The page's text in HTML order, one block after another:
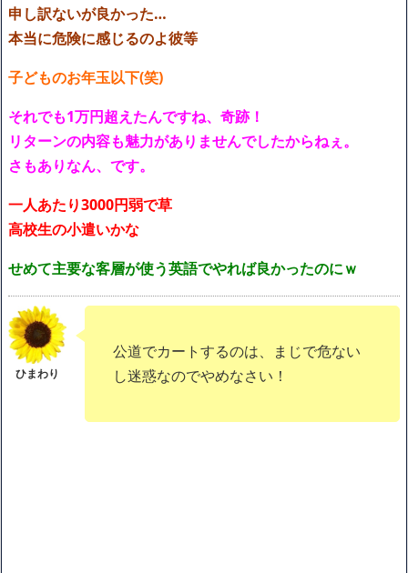
申し訳ないが良かった…
本当に危険に感じるのよ彼等
子どものお年玉以下(笑)
それでも1万円超えたんですね、奇跡！
リターンの内容も魅力がありませんでしたからねぇ。
さもありなん、です。
一人あたり3000円弱で草
高校生の小遣いかな
せめて主要な客層が使う英語でやれば良かったのにｗ
公道でカートするのは、まじで危ない
し迷惑なのでやめなさい！